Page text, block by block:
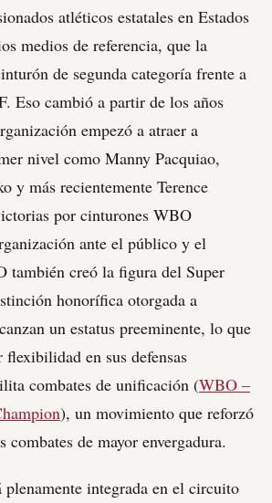
atléticos estatales en Estados
medios de referencia, que la
de segunda categoría frente a
Eso cambió a partir de los años
empezó a atraer a
nivel como Manny Pacquiao,
y más recientemente Terence
por cinturones WBO
ante el público y el
también creó la figura del Super
honorífica otorgada a
un estatus preeminente, lo que
flexibilidad en sus defensas
combates de unificación (WBO –
), un movimiento que reforzó
combates de mayor envergadura.
integrada en el circuito